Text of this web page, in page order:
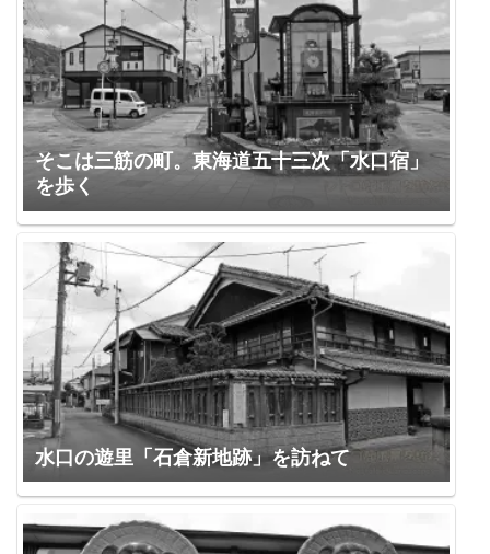
そこは三筋の町。東海道五十三次「水口宿」
を歩く
水口の遊里「石倉新地跡」を訪ねて